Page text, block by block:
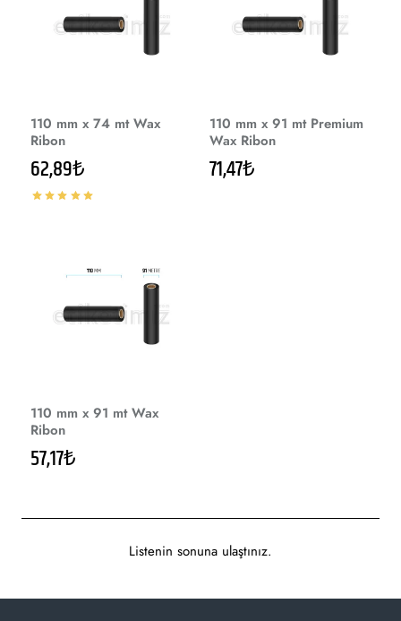
110 mm x 74 mt Wax
Ribon
62,89₺
110 mm x 91 mt Premium
Wax Ribon
71,47₺
110 mm x 91 mt Wax
Ribon
57,17₺
Listenin sonuna ulaştınız.